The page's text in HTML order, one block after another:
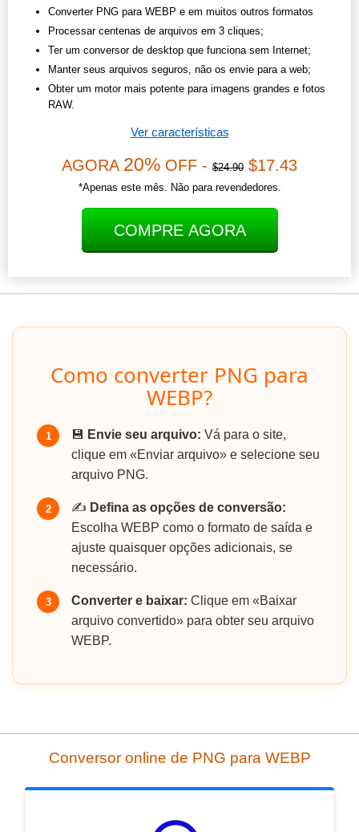
Converter PNG para WEBP e em muitos outros formatos
Processar centenas de arquivos em 3 cliques;
Ter um conversor de desktop que funciona sem Internet;
Manter seus arquivos seguros, não os envie para a web;
Obter um motor mais potente para imagens grandes e fotos
RAW.
Ver características
AGORA 20% OFF - $24.90 $17.43
*Apenas este mês. Não para revendedores.
COMPRE AGORA
Como converter PNG para
WEBP?
1 💾 Envie seu arquivo: Vá para o site,
clique em «Enviar arquivo» e selecione seu
arquivo PNG.
2 ✍️ Defina as opções de conversão:
Escolha WEBP como o formato de saída e
ajuste quaisquer opções adicionais, se
necessário.
3 Converter e baixar: Clique em «Baixar
arquivo convertido» para obter seu arquivo
WEBP.
Conversor online de PNG para WEBP